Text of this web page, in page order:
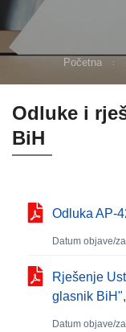
Početna
Odluke i
BiH
Odluka AP-
Datum objave/
Rješenje
glasnik
Datum objave/